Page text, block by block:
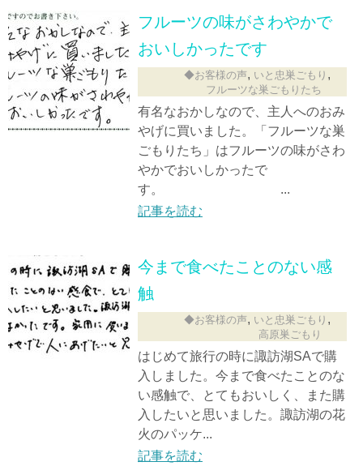
フルーツの味がさわやかで
おいしかったです
◆お客様の声, いと忠巣ごもり ,
フルーツな巣ごもりたち
有名なおかしなので、主人へのおみ
やげに買いました。「フルーツな巣
ごもりたち」はフルーツの味がさわ
やかでおいしかったで
す。 ...
記事を読む
今まで食べたことのない感
触
◆お客様の声, いと忠巣ごもり ,
高原巣ごもり
はじめて旅行の時に諏訪湖SAで購
入しました。今まで食べたことのな
い感触で、とてもおいしく、また購
入したいと思いました。諏訪湖の花
火のパッケ...
記事を読む